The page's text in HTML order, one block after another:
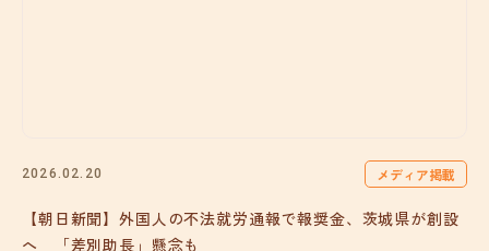
2026.02.20 メディア掲載
【朝日新聞】外国人の不法就労通報で報奨金、茨城県が創設
へ 「差別助長」懸念も